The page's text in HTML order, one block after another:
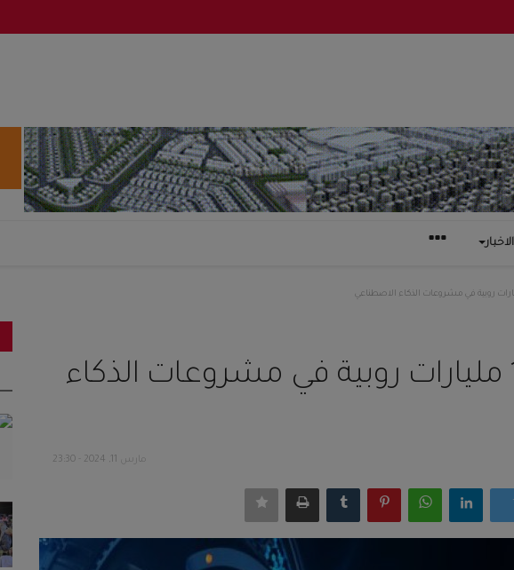
الهند تضخ 103 مليارات روبية في مشروعات الذكاء
مارس 11, 2024 - 23:30